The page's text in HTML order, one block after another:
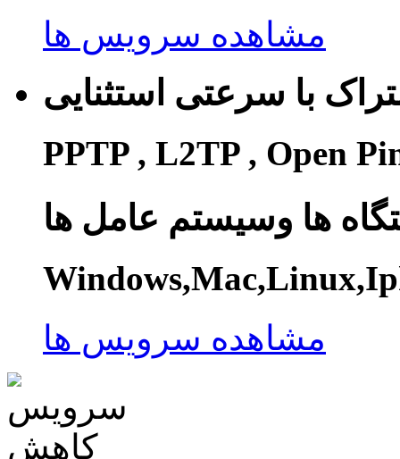
مشاهده سرویس ها
با سرعتی استثنایی
PPTP , L2TP , Open
ها وسیستم عامل ها
مشاهده سرویس ها